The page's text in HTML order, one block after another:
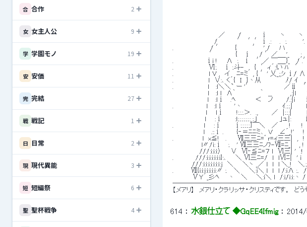
合 合作 2
女 女主人公 9
学 学園モノ 19
安 安価 11
完 完結 27
戦 戦記 1
日 日常 2
現 現代異能 3
短 短編祭 6
聖 聖杯戦争 4
／　 　 /　 　 　 ⅰ 　　 ヽ　　　ヽ
/　 　 　 ′　′′ⅰ .: 　 .　:.　　　 '.
.　　 　 　 　 　 / ′ 　　 {　　　 ′　' /　　ハ　　　 　
′　　 　　{ 　ⅰ　　/ ′／＿_'_ 　　;
.　 　 　 　 　 ⅰi !　　Λ　:.　ⅰ　 ′／ ￣＿_}_　 /
.　　　　　　 　 Ⅵ:. 　ⅰ :.斗-　,　{　′ィ´::い ﾊ 　′　
.　　　　　　 　 l V ,　イ　 ﾆ=ミ　, { ′' 乂_;;ｼ ⅰ/ ∧
.　　　 　 　 　 l　∨:､ く´{　I　}丶从　　　　　 ﾉ/ ｲ　
. 　 　 　 　 　 l　 :l＼＼` ー '′　 　 　 　 　 ／ⅱ　
l　 :ｌ l　Λ｀　　　　　 ｀　__　　　　,:|l 　
l　 :lⅰ　 .ﾍ　　　　 ＜　 ノ　　　/.:|i　　
.　　　　 　 　 ｌ　 :lⅰ　　 '丶　　　　　　　　　ｲ.:.:.|　　
l 　 lⅰ　 　 !:.:.:.＞.　.,　　　／　|:.:.:| 　 　
l 　 :ⅰ 　　 :l:.:.:.:.:.:.:_:.｣　　　　　｣ュ|:　　
.　　 　 　 　 l 　 :ⅰ　 　 ⅰ:.:.:.:.:.}￣＼　 ／　　 !　　
l　 .::ⅰ .　 　 {‐＝ﾆﾆミ､　Ｖ　 ∠´_!'　　!
.　　　　　　 l　x≦! 　.　　 Ⅶ三三ﾆ=゛ｒ=ィ三三|　,　!
l〃/i:ⅰ　 :.　 ' Ⅶ三三ﾆノ7-Ⅶ=ﾆ_|　 , !　:　
///:ｉ:ｉ:i:〉　　∨　Ⅵ‐≦ﾆ=７ l　Ⅵ三| '　:!　::　
.　　　 　 ///:i:ｉ:ｉ:i:i:i}:､　　＼ Ⅵ三ﾆ=/　ｌ　ｌⅥﾆ|　' i
///:i:i:ｉ:ｉ:i:i:i:j　＼　　＼ヽ _／ ｌ　ｌ　ｌ ＼_! 　＼
.　　 　 Ⅶ{i:i:i:i:i:i:i:〃 :. 　＼　　＼:i＼ ｌ　ｌ　l /:ｉΛ :..　/
ⅤY´_彡ﾍ　　丶　 ＼　　＼:i＼ l　/:ｉ/i:i:丶 /　 Λ
【メアリ】　メアリ・クラリッサ・クリスティです。　どう
614 ： 水銀仕立て ◆GqEE4Ifmig ：